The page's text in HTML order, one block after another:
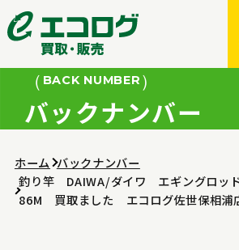
BACK NUMBER
バックナンバー
ホーム バックナンバー
釣り竿 DAIWA/ダイワ エギングロッ
86M 買取ました エコログ佐世保相浦